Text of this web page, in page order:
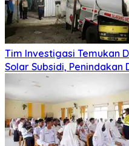
Tim Investigasi Temukan
Solar Subsidi, Penindakan